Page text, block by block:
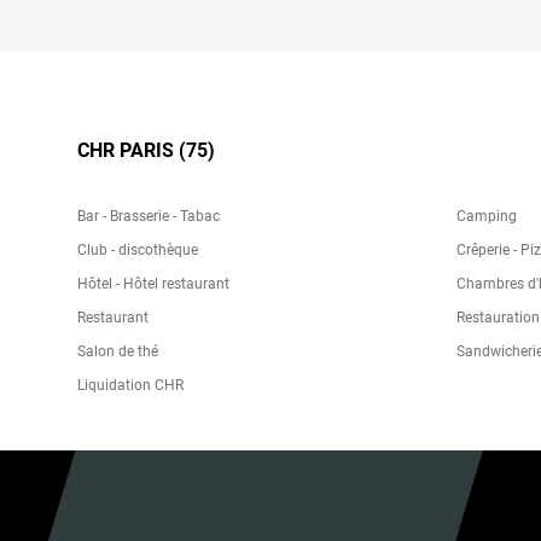
CHR PARIS (75)
Bar - Brasserie - Tabac
Camping
Club - discothèque
Crêperie -
Hôtel - Hôtel restaurant
Chambres
Restaurant
Salon de thé
Liquidation CHR